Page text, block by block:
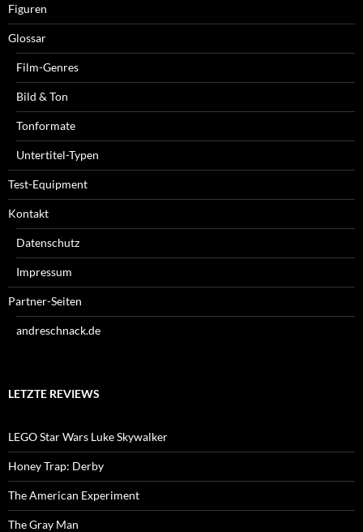
Figuren
Glossar
Film-Genres
Bild & Ton
Tonformate
Untertitel-Typen
Test-Equipment
Kontakt
Datenschutz
Impressum
Partner-Seiten
andreschnack.de
LETZTE REVIEWS
LEGO Star Wars Luke Skywalker
Honey Trap: Derby
The American Experiment
The Gray Man